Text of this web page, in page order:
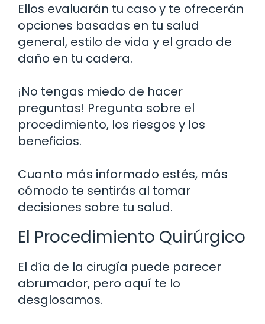
Ellos evaluarán tu caso y te ofrecerán
opciones basadas en tu salud
general, estilo de vida y el grado de
daño en tu cadera.
¡No tengas miedo de hacer
preguntas! Pregunta sobre el
procedimiento, los riesgos y los
beneficios.
Cuanto más informado estés, más
cómodo te sentirás al tomar
decisiones sobre tu salud.
El Procedimiento Quirúrgico
El día de la cirugía puede parecer
abrumador, pero aquí te lo
desglosamos.